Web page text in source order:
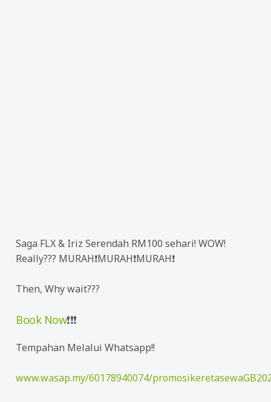
Saga FLX & Iriz Serendah RM100 sehari! WOW!
Really??? MURAH❗MURAH❗MURAH❗
Then, Why wait???
Book Now❗❗❗
Tempahan Melalui Whatsapp!!
www.wasap.my/60178940074/